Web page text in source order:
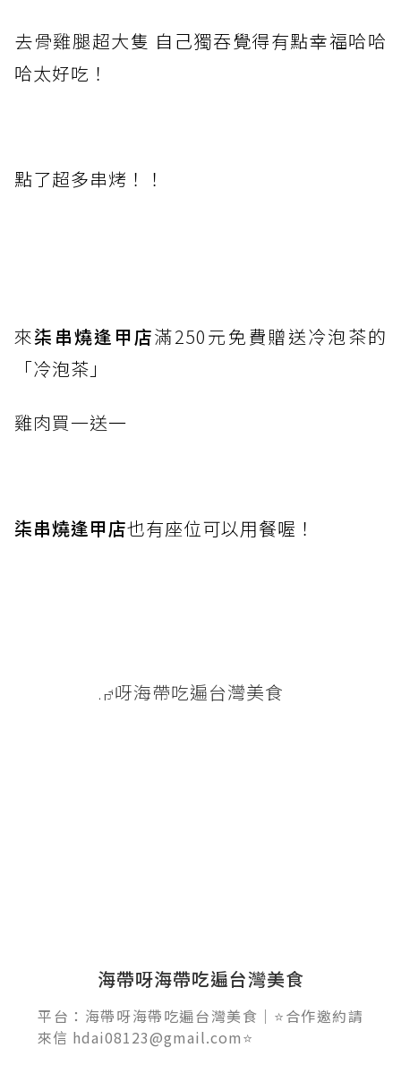
去骨雞腿超大隻 自己獨吞覺得有點幸福哈哈
哈太好吃！
點了超多串烤！！
來柒串燒逢甲店滿250元免費贈送冷泡茶的
「冷泡茶」
雞肉買一送一
柒串燒逢甲店也有座位可以用餐喔！
海帶呀海帶吃遍台灣美食
平台：海帶呀海帶吃遍台灣美食｜⭐合作邀約請
來信 hdai08123@gmail.com⭐